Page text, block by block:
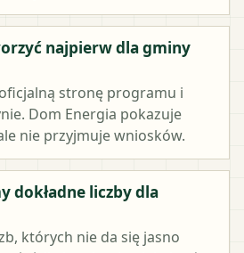
najpierw dla gminy
stronę programu i
Dom Energia pokazuje
nie przyjmuje wniosków.
dokładne liczby dla
których nie da się jasno